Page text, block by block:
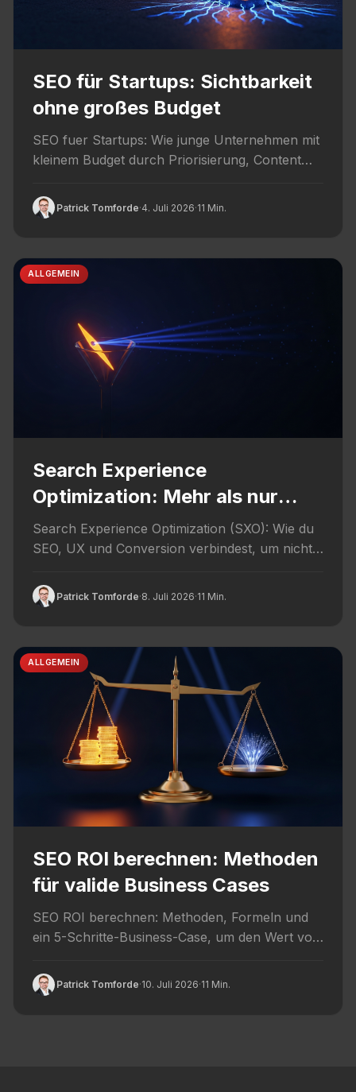
SEO für Startups: Sichtbarkeit
ohne großes Budget
SEO fuer Startups: Wie junge Unternehmen mit
kleinem Budget durch Priorisierung, Content
werden.Patrick Tomforde·4. Juli 2026·11 Min.
ALLGEMEIN
Search Experience
Optimization: Mehr als nur
Ranking
Search Experience Optimization (SXO): Wie du
SEO, UX und Conversion verbindest, um nicht
Patrick Tomforde·8. Juli 2026·11 Min.
ALLGEMEIN
SEO ROI berechnen: Methoden
für valide Business Cases
SEO ROI berechnen: Methoden, Formeln und
ein 5-Schritte-Business-Case, um den Wert von
Patrick Tomforde·10. Juli 2026·11 Min.